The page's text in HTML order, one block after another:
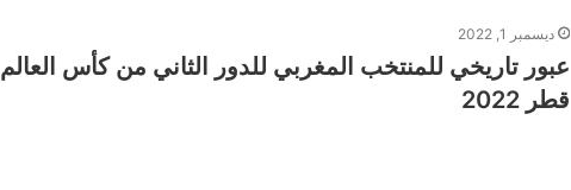
ديسمبر 1, 2022
عبور تاريخي للمنتخب المغربي للدور الثاني من كأس العالم
قطر 2022